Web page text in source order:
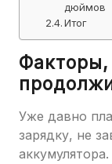
дюймов
Итог
Уже давно
зарядку, не